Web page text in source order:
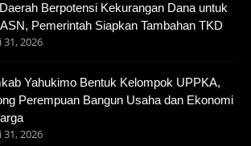
Berpotensi Kekurangan Dana untuk
Pemerintah Siapkan Tambahan TKD
31, 2026
Yahukimo Bentuk Kelompok UPPKA,
Perempuan Bangun Usaha dan Ekonomi
31, 2026